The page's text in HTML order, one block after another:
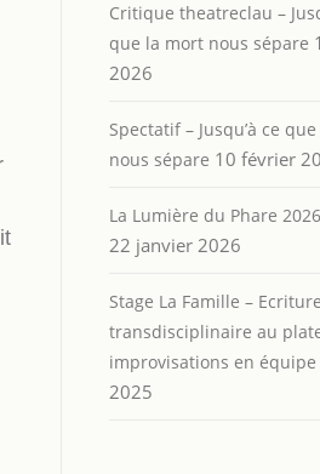
Critique theatreclau –
que la mort nous sépare
2026
Spectatif – Jusqu’à ce
nous sépare 10 février
La Lumière du Phare
22 janvier 2026
Stage La Famille – Ecriture
transdisciplinaire au
improvisations en équipe
2025